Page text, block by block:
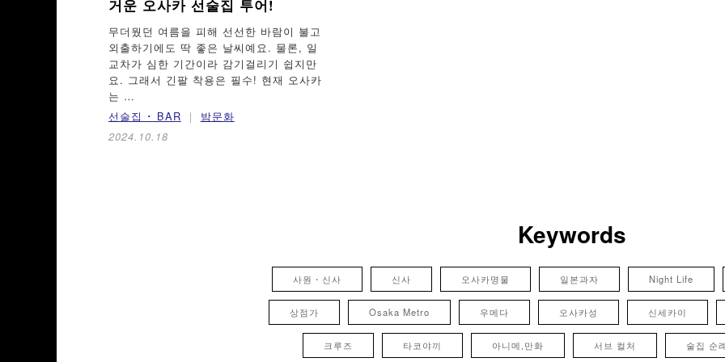
거운 오사카 선술집 투어!
무더웠던 여름을 피해 선선한 바람이 불고
외출하기에도 딱 좋은 날씨예요. 물론, 일
교차가 심한 기간이라 감기걸리기 쉽지만
요. 그래서 긴팔 착용은 필수! 현재 오사카
는 …
선술집 ･ BAR
밤문화
2024.10.18
Keywords
사원・신사 신사 오사카명물 일본과자 Night Life
상점가 Osaka Metro 우메다 오사카성 신세카이
크루즈 타코야끼 아니메,만화 서브 컬처 술집 순